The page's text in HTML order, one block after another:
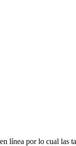
línea por lo cual las